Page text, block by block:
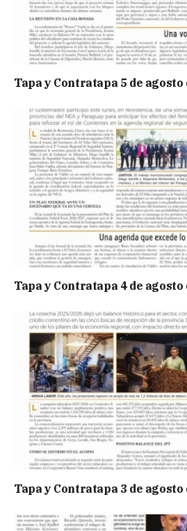
Tapa y Contratapa 5 de agosto
Tapa y Contratapa 4 de agosto
Tapa y Contratapa 3 de agosto